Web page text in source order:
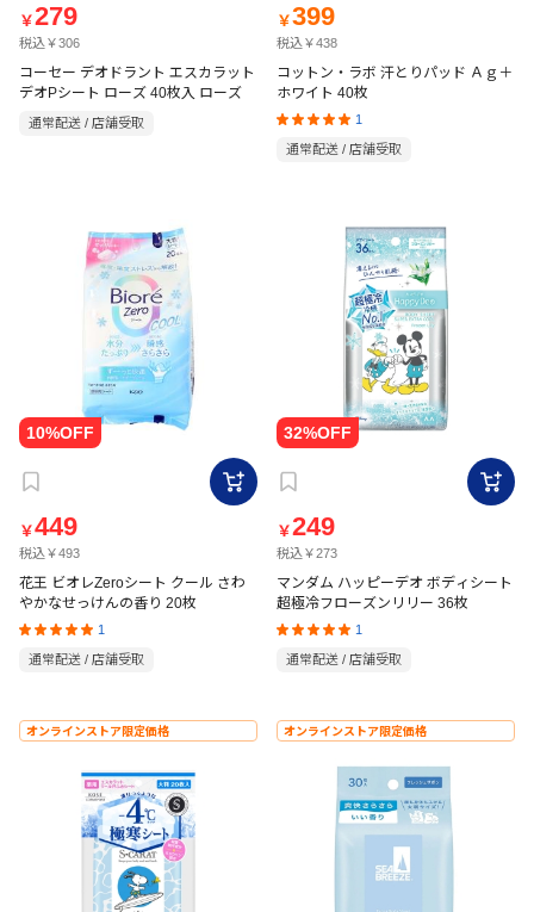
￥279
税込￥306
コーセー デオドラント エスカラット
デオPシート ローズ 40枚入 ローズ
通常配送 / 店舗受取
￥399
税込￥438
コットン・ラボ 汗とりパッド Ａｇ＋
ホワイト 40枚
1
通常配送 / 店舗受取
￥449
税込￥493
花王 ビオレZeroシート クール さわ
やかなせっけんの香り 20枚
1
通常配送 / 店舗受取
￥249
税込￥273
マンダム ハッピーデオ ボディシート
超極冷フローズンリリー 36枚
1
通常配送 / 店舗受取
オンラインストア限定価格 オンラインストア限定価格